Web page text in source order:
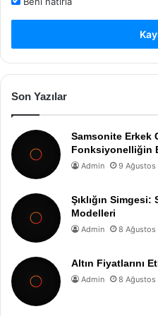
Son Yazılar
Samsonite Erkek
Fonksiyonelliğin
Admin 9 Ağustos
Şıklığın
Modelleri
Admin 8 Ağustos
Altın Fiyatlarını
Admin 8 Ağustos